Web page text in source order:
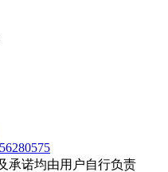
承诺均由用户自行负责